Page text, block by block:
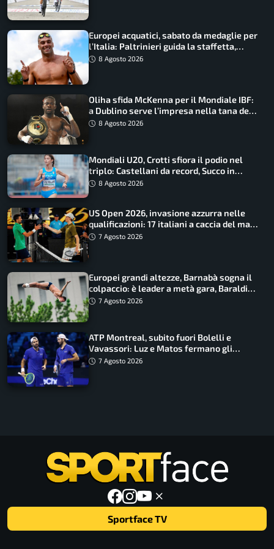
Europei acquatici, sabato da medaglie per
l’Italia: Paltrinieri guida la staffetta,
Barnabà sogna l’oro dalle grandi altezze
8 Agosto 2026
Oliha sfida McKenna per il Mondiale IBF:
a Dublino serve l’impresa nella tana del
lupo8 Agosto 2026
Mondiali U20, Crotti sfiora il podio nel
triplo: Castellani da record, Succo in
finale
8 Agosto 2026
US Open 2026, invasione azzurra nelle
qualificazioni: 17 italiani a caccia del main
draw7 Agosto 2026
Europei grandi altezze, Barnabà sogna il
colpaccio: è leader a metà gara, Baraldi
ancora in corsa
7 Agosto 2026
ATP Montreal, subito fuori Bolelli e
Vavassori: Luz e Matos fermano gli
azzurri
7 Agosto 2026
Sportface TV